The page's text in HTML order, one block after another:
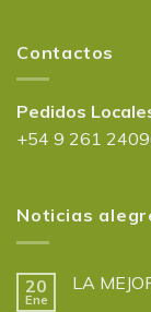
Contactos
Pedidos
+54 9 261
Noticias
20
Ene
LA